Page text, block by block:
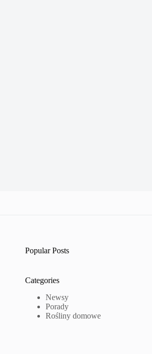
Popular Posts
Categories
Newsy
Porady
Rośliny domowe